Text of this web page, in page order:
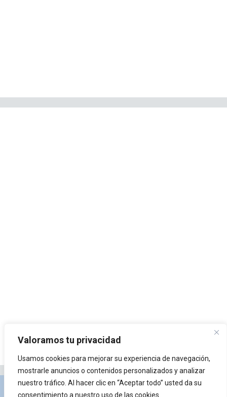
Valoramos tu privacidad
Usamos cookies para mejorar su experiencia de navegación,
mostrarle anuncios o contenidos personalizados y analizar
nuestro tráfico. Al hacer clic en “Aceptar todo” usted da su
consentimiento a nuestro uso de las cookies.
Privacidad y Política de Cookies Portal de